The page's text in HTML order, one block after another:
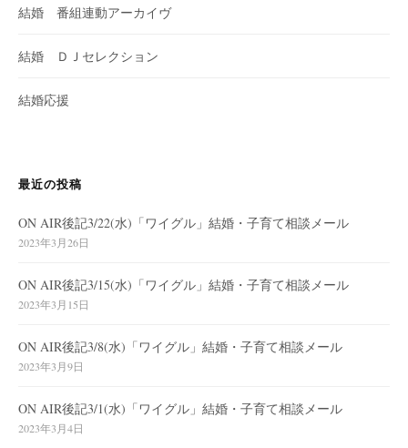
結婚 番組連動アーカイヴ
結婚 ＤＪセレクション
結婚応援
最近の投稿
ON AIR後記3/22(水)「ワイグル」結婚・子育て相談メール
2023年3月26日
ON AIR後記3/15(水)「ワイグル」結婚・子育て相談メール
2023年3月15日
ON AIR後記3/8(水)「ワイグル」結婚・子育て相談メール
2023年3月9日
ON AIR後記3/1(水)「ワイグル」結婚・子育て相談メール
2023年3月4日